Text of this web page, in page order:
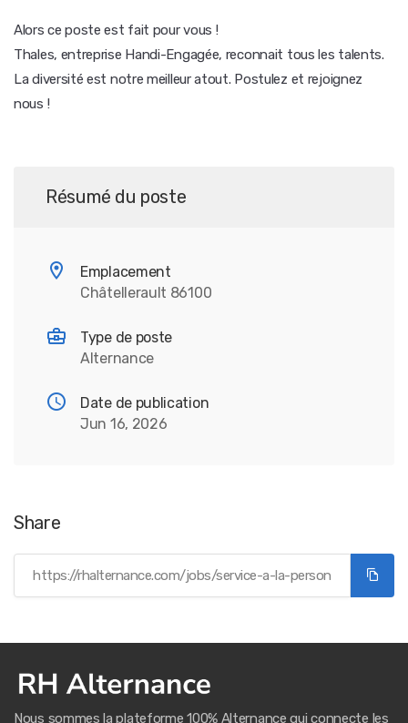
Alors ce poste est fait pour vous !
Thales, entreprise Handi-Engagée, reconnait tous les talents.
La diversité est notre meilleur atout. Postulez et rejoignez
nous !
Résumé du poste
Emplacement
Châtellerault 86100
Type de poste
Alternance
Date de publication
Jun 16, 2026
Share
Nous sommes la plateforme 100% Alternance qui connecte les